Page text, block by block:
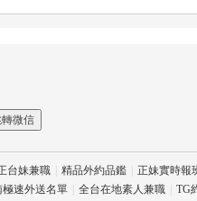
微信
台妹兼職 精品外約品鑑
正妹實時報
極速外送名單 全台在地素人兼職
TG